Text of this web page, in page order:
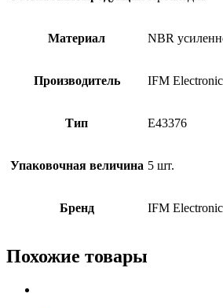
Материал NBR
Производитель IFM Electronic
Тип E43376
Упаковочная величина 5 шт.
Бренд IFM Electronic
Похожие товары